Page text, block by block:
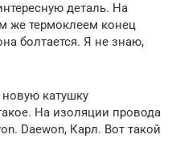
деталь. На
же термоклеем конец
болтается. Я не знаю,
новую катушку
На изоляции провода
Daewon, Карл. Вот такой